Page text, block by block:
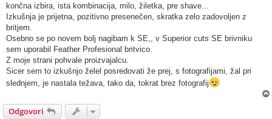
končna izbira, ista kombinacija, milo, žiletka, pre shave...
Izkušnja je prijetna, pozitivno presenečen, skratka zelo zadovoljen z
britjem.
Osebno se po novem bolj nagibam k SE,, v Superior cuts SE brivniku
sem uporabil Feather Profesional britvico.
Z moje strani pohvale proizvajalcu.
Sicer sem to izkušnjo želel posredovati že prej, s fotografijami, žal pri
slednjem, je nastala težava, tako da, tokrat brez fotografij
Odgovori